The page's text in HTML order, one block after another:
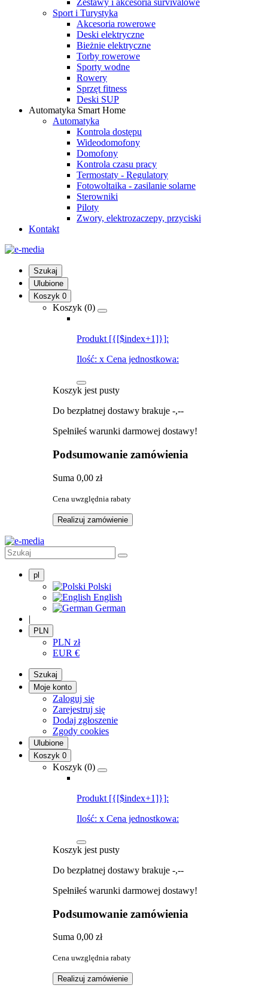
Zestawy i akcesoria survivalowe
Sport i Turystyka
Akcesoria rowerowe
Deski elektryczne
Bieżnie elektryczne
Torby rowerowe
Sporty wodne
Rowery
Sprzęt fitness
Deski SUP
Automatyka Smart Home
Automatyka
Kontrola dostępu
Wideodomofony
Domofony
Kontrola czasu pracy
Termostaty - Regulatory
Fotowoltaika - zasilanie solarne
Sterowniki
Piloty
Zwory, elektrozaczepy, przyciski
Kontakt
Szukaj
Ulubione
Koszyk 0
Koszyk (0)
Produkt [{[$index+1]}]:
Ilość: x Cena jednostkowa:
Koszyk jest pusty
Do bezpłatnej dostawy brakuje -,--
Spełniłeś warunki darmowej dostawy!
Podsumowanie zamówienia
Suma 0,00 zł
Cena uwzględnia rabaty
Realizuj zamówienie
pl
Polski
English
German
|
PLN
PLN zł
EUR €
Szukaj
Moje konto
Zaloguj się
Zarejestruj się
Dodaj zgłoszenie
Zgody cookies
Ulubione
Koszyk 0
Koszyk (0)
Produkt [{[$index+1]}]:
Ilość: x Cena jednostkowa:
Koszyk jest pusty
Do bezpłatnej dostawy brakuje -,--
Spełniłeś warunki darmowej dostawy!
Podsumowanie zamówienia
Suma 0,00 zł
Cena uwzględnia rabaty
Realizuj zamówienie